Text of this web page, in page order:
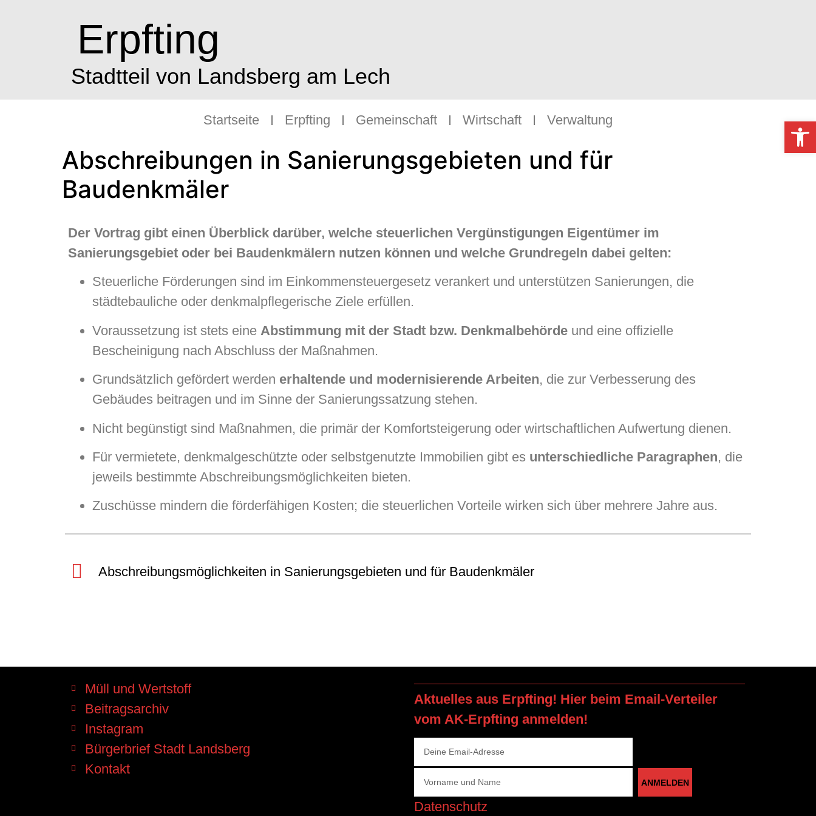
Erpfting
Stadtteil von Landsberg am Lech
Startseite Erpfting Gemeinschaft Wirtschaft Verwaltung
Abschreibungen in Sanierungsgebieten und für
Baudenkmäler
Der Vortrag gibt einen Überblick darüber, welche steuerlichen Vergünstigungen Eigentümer im
Sanierungsgebiet oder bei Baudenkmälern nutzen können und welche Grundregeln dabei gelten:
Steuerliche Förderungen sind im Einkommensteuergesetz verankert und unterstützen Sanierungen, die
städtebauliche oder denkmalpflegerische Ziele erfüllen.
Voraussetzung ist stets eine Abstimmung mit der Stadt bzw. Denkmalbehörde und eine offizielle
Bescheinigung nach Abschluss der Maßnahmen.
Grundsätzlich gefördert werden erhaltende und modernisierende Arbeiten, die zur Verbesserung des
Gebäudes beitragen und im Sinne der Sanierungssatzung stehen.
Nicht begünstigt sind Maßnahmen, die primär der Komfortsteigerung oder wirtschaftlichen Aufwertung dienen.
Für vermietete, denkmalgeschützte oder selbstgenutzte Immobilien gibt es unterschiedliche Paragraphen, die
jeweils bestimmte Abschreibungsmöglichkeiten bieten.
Zuschüsse mindern die förderfähigen Kosten; die steuerlichen Vorteile wirken sich über mehrere Jahre aus.
Abschreibungsmöglichkeiten in Sanierungsgebieten und für Baudenkmäler
Müll und Wertstoff
Beitragsarchiv
Instagram
Bürgerbrief Stadt Landsberg
Kontakt
Aktuelles aus Erpfting! Hier beim Email-Verteiler
vom AK-Erpfting anmelden!
ANMELDEN
Datenschutz